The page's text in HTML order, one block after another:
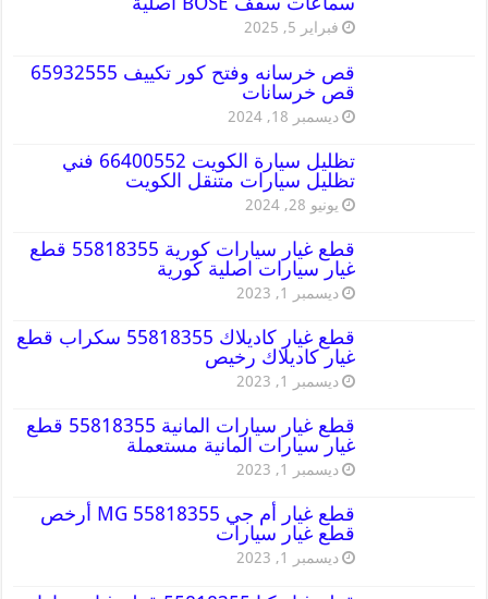
فبراير 5, 2025
قص خرسانه وفتح كور تكييف 65932555
قص خرسانات
ديسمبر 18, 2024
تظليل سيارة الكويت 66400552 فني
تظليل سيارات متنقل الكويت
يونيو 28, 2024
قطع غيار سيارات كورية 55818355 قطع
غيار سيارات اصلية كورية
ديسمبر 1, 2023
قطع غيار كاديلاك 55818355 سكراب قطع
غيار كاديلاك رخيص
ديسمبر 1, 2023
قطع غيار سيارات المانية 55818355 قطع
غيار سيارات المانية مستعملة
ديسمبر 1, 2023
قطع غيار أم جي MG 55818355 أرخص
قطع غيار سيارات
ديسمبر 1, 2023